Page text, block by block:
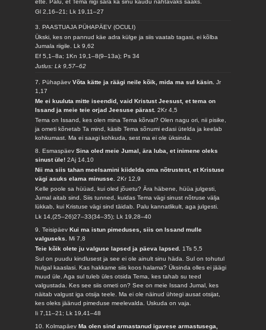
ette. Palu, et Tema riigi sära ka sinu kaudu nähtavaks saaks.
Gl 2,16–21; Lk 19,11–27
3. PAASTUAJA PÜHAPÄEV (OCULI)
Ükski, kes on pannud käe adra külge ja siis vaatab tagasi, ei kõlba
Jumala riigile.Lk 9,62
Ef 5,1–8a; 1Kn 19,1–8(9–13a); Ps 34
Jutlus: Lk 9,57–62
7. PühapäevVõta kätte ja räägi neile kõik, mida ma sul käsin.Jr
1,17
Me ei kuuluta mitte iseendid, vaid Kristust Jeesust, et tema on
Issand ja meie teie orjad Jeesuse pärast.2Kr 4,5
Tema on Issand, kes olen mina Tema kõrval? Olen nagu ori, nii pisike,
ja ometi kõnetab Ta mind, käsib Tema sõnumi edasi ütelda ja keelab
kohkumast. Ma ei saagi kohkuda, sest ma ei ole üksinda.
8. EsmaspäevSina oled meie Jumal, ära luba, et inimene oleks
sinust üle!2Aj 14,10
Nii ma siis tahan meelsamini kiidelda oma nõtrustest, et Kristuse
vägi asuks elama minusse.2Kr 12,9
Kelle poole sa hüüad, kui oled jõuetu? Ära häbene, hüüa julgesti,
Jumal aitab sind. Siis tunned, kuidas Tema vägi sinust nõtruse välja
lükkab, kui Kristuse vägi sind täidab. Palu kannatlikult, aga julgesti.
Lk 14,(25–26)27–33(34–35); Lk 19,28–40
9. TeisipäevKui ma istun pimeduses, siis on Issand mulle
valguseks.Mi 7,8
Teie kõik olete ju valguse lapsed ja päeva lapsed. 1Ts 5,5
Sul on puudu kindlusest ja see ei ole ainult sinu häda. Sul on tohutul
hulgal kaaslasi. Kas hakkame siis koos halama? Üksinda olles ei jäägi
muud üle. Aga sul tuleb üles otsida Tema, kes tahab su teed
valgustada. Kes see siis ometi on? See on meie Issand Jumal, kes
näitab valgust iga otsija teele. Ma ei ole näinud ühtegi ausat otsijat,
kes oleks jäänud pimeduse meelevalda. Uskuda on vaja.
Ii 7,11–21; Lk 19,41–48
10. KolmapäevMa olen sind armastanud igavese armastusega,